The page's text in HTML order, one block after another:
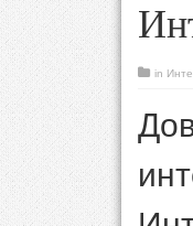
in